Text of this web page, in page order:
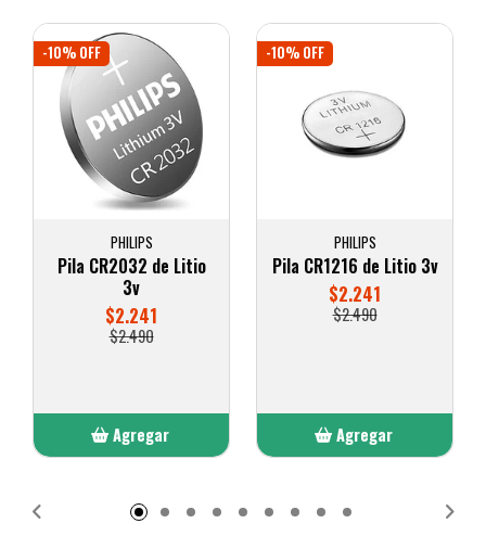
-10% OFF
PHILIPS
Pila CR2032 de Litio
3v
$2.241
$2.490
Agregar
-10% OFF
PHILIPS
Pila CR1216 de Litio 3v
$2.241
$2.490
Agregar